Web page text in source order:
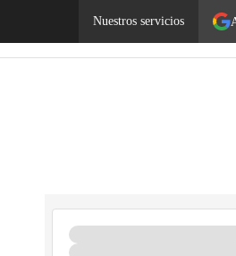
Nuestros servicios